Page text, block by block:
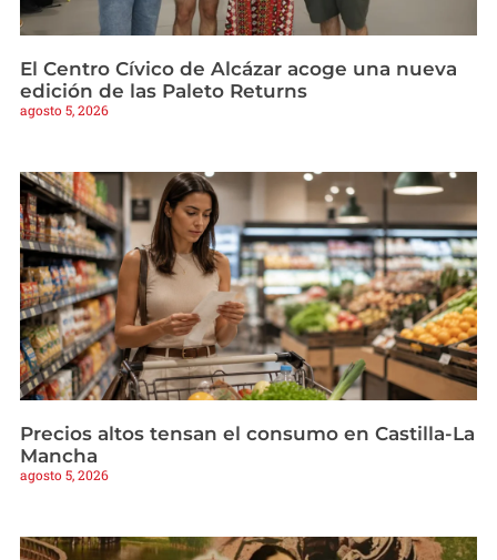
El Centro Cívico de Alcázar acoge una nueva
edición de las Paleto Returns
agosto 5, 2026
Precios altos tensan el consumo en Castilla-La
Mancha
agosto 5, 2026